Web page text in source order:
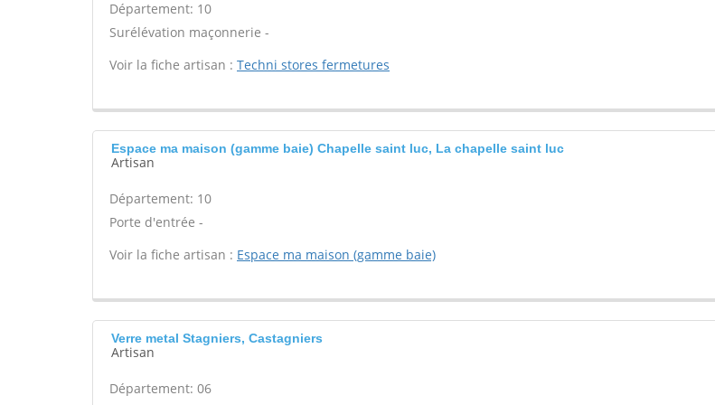
Département: 10
Surélévation maçonnerie -
Voir la fiche artisan : Techni stores fermetures
Espace ma maison (gamme baie) Chapelle saint luc, La chapelle saint luc
Artisan
Département: 10
Porte d'entrée -
Voir la fiche artisan : Espace ma maison (gamme baie)
Verre metal Stagniers, Castagniers
Artisan
Département: 06